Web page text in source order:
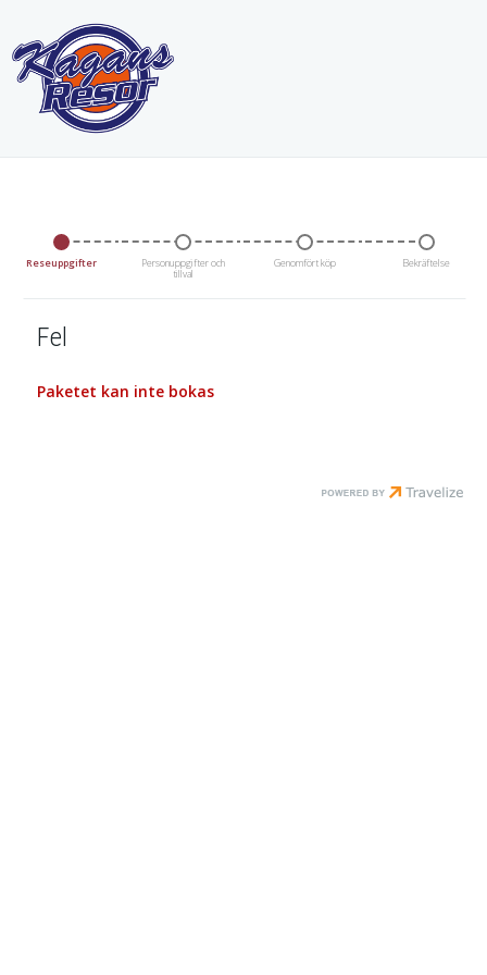
Reseuppgifter Personuppgifter och
tillval
Genomfört köp Bekräftelse
Fel
Paketet kan inte bokas